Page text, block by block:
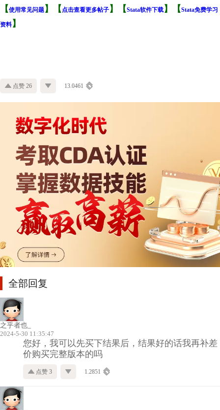
【使用常见问题 】 【 点击查看更多帖子 】【Stata软件下载 】【Stata免费学习
资料 】
点赞 26 13.0461
全部回复
之乎者也_
2024-5-30 11:35:47
您好，我可以先买下结果后，结果好的话我再补差
价购买完整版本的吗
点赞 3 1.2851